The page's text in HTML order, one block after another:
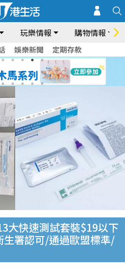
玩樂情報 購物情報
娛樂新聞 定期存款
大快速測試套裝$19以下
生署認可/通過歐盟標準/